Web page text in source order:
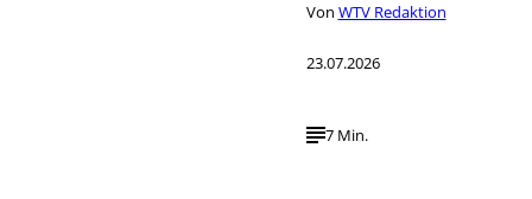
Von WTV Redaktion
23.07.2026
7 Min.